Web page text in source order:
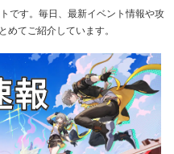
です。毎日、最新イベント情報や攻
めてご紹介しています。